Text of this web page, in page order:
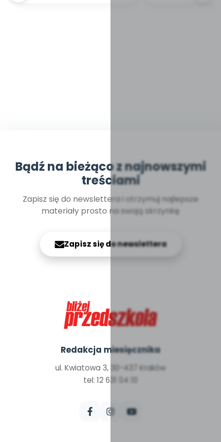
Bądź na bieżąco z najnowszymi
treściami
Zapisz się do newslettera i otrzymuj najlepsze
materiały prosto na swoją skrzynkę
Zapisz się do newslettera
Redakcja miesięcznika
ul. Kwiatowa 3, 30-437 Kraków
tel: 12 631 04 10